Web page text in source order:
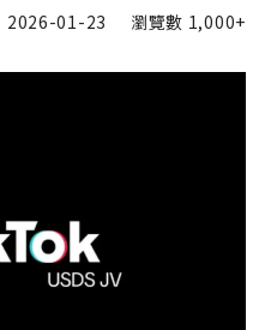
2026-01-23 瀏覽數 1,000+